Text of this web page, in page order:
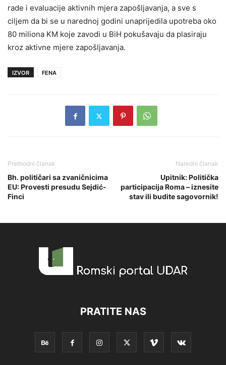
rade i evaluacije aktivnih mjera zapošljavanja, a sve s
ciljem da bi se u narednoj godini unaprijedila upotreba oko
80 miliona KM koje zavodi u BiH pokušavaju da plasiraju
kroz aktivne mjere zapošljavanja.
IZVOR FENA
Prethodni članak
Bh. političari sa zvaničnicima
EU: Provesti presudu Sejdić-
Finci
Naredni članak
Upitnik: Politička
participacija Roma – iznesite
stav ili budite sagovornik!
PRATITE NAS